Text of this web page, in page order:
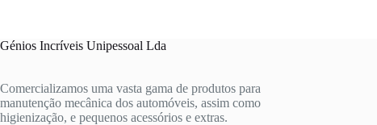
Génios Incríveis Unipessoal Lda
Comercializamos uma vasta gama de produtos para
manutenção mecânica dos automóveis, assim como
higienização, e pequenos acessórios e extras.